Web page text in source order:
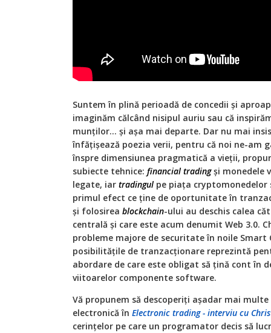
Suntem în plină perioadă de concedii și
imaginăm călcând nisipul auriu sau că
munților... și așa mai departe. Dar nu mai
înfățișează poezia verii, pentru că noi ne-am
înspre dimensiunea pragmatică a vieții,
subiecte tehnice: financial tradingși monedele
legate, iar tradingul pe piața cryptomonedelor
primul efect ce ține de oportunitate în
și folosirea blockchain-ului au deschis calea
centrală și care este acum denumit Web 3.0.
probleme majore de securitate în noile
posibilitățile de tranzacționare reprezintă
abordare de care este obligat să țină cont în
viitoarelor componente software.
Vă propunem să descoperiți așadar mai
electronică în Electronic trading - interviu cu
cerințelor pe care un programator decis să